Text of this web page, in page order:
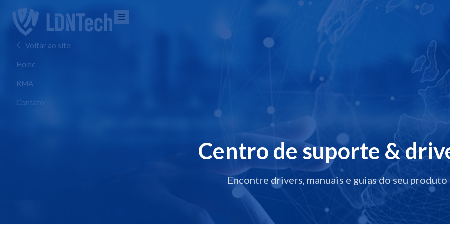
Voltar ao site
Home
RMA
Contato
Centro de suporte &
Encontre drivers, manuais e guias do seu produto